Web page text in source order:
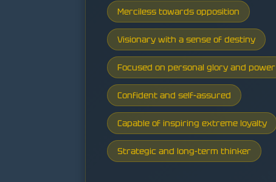
Merciless towards opposition
Visionary with a sense of destiny
Focused on personal glory and power
Confident and self-assured
Capable of inspiring extreme loyalty
Strategic and long-term thinker